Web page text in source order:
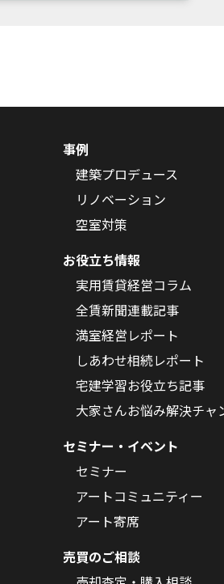
事例
建築プロデュース
リノベーション
空室対策
お役立ち情報
実用賃貸経営コラム
全賃新聞連載記事
満室経営レポート
しあわせ相続レポート
宅建学習お役立ち記事
大家さんお悩み解決チャ
セミナー・イベント
セミナー
アートコミュニティー
アート寄席
売買のご相談